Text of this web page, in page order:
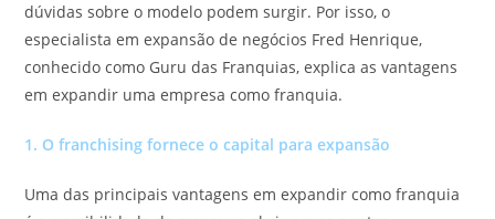
dúvidas sobre o modelo podem surgir. Por isso, o
especialista em expansão de negócios Fred Henrique,
conhecido como Guru das Franquias, explica as vantagens
em expandir uma empresa como franquia.
1. O franchising fornece o capital para expansão
Uma das principais vantagens em expandir como franquia